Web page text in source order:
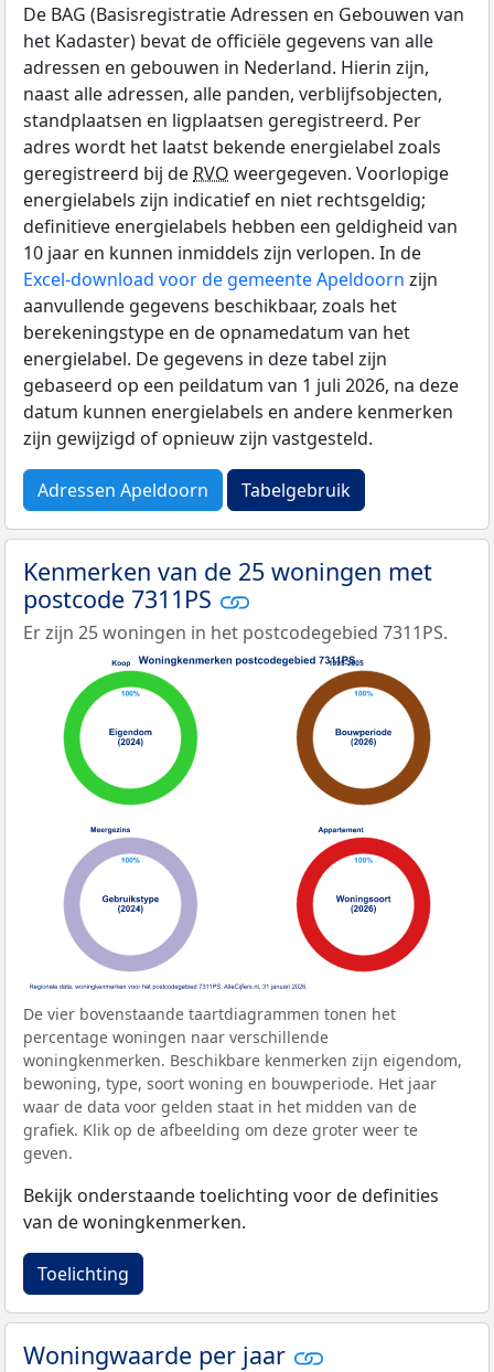
De BAG (Basisregistratie Adressen en Gebouwen van
het Kadaster) bevat de officiële gegevens van alle
adressen en gebouwen in Nederland. Hierin zijn,
naast alle adressen, alle panden, verblijfsobjecten,
standplaatsen en ligplaatsen geregistreerd. Per
adres wordt het laatst bekende energielabel zoals
geregistreerd bij de RVO weergegeven. Voorlopige
energielabels zijn indicatief en niet rechtsgeldig;
definitieve energielabels hebben een geldigheid van
10 jaar en kunnen inmiddels zijn verlopen. In de
Excel-download voor de gemeente Apeldoorn zijn
aanvullende gegevens beschikbaar, zoals het
berekeningstype en de opnamedatum van het
energielabel. De gegevens in deze tabel zijn
gebaseerd op een peildatum van 1 juli 2026, na deze
datum kunnen energielabels en andere kenmerken
zijn gewijzigd of opnieuw zijn vastgesteld.
Adressen Apeldoorn Tabelgebruik
Kenmerken van de 25 woningen met
postcode 7311PS
Er zijn 25 woningen in het postcodegebied 7311PS.
De vier bovenstaande taartdiagrammen tonen het
percentage woningen naar verschillende
woningkenmerken. Beschikbare kenmerken zijn eigendom,
bewoning, type, soort woning en bouwperiode. Het jaar
waar de data voor gelden staat in het midden van de
grafiek. Klik op de afbeelding om deze groter weer te
geven.
Bekijk onderstaande toelichting voor de definities
van de woningkenmerken.
Toelichting
Woningwaarde per jaar